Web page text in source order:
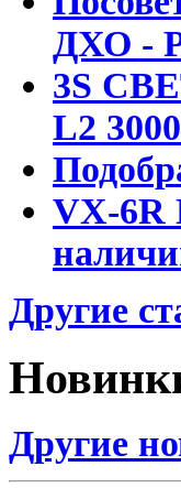
ДХО -
3S
L2
VX-
Другие
Другие